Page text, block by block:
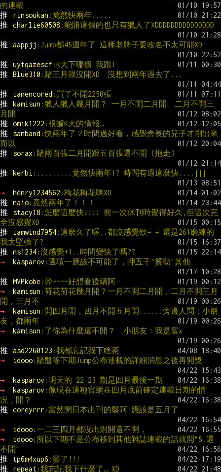
的連載
推
rinsoukan :竟然快兩年.....
推
charlie60508 :能賭這個的也只有獵人了XDDDDDDDDDDDDDDD
推 aappjj :Jump都45週年了 這種老牌子要改名不太可能XD
推 uytqazescf:K大下哪個 我跟!
推
Blue310 :賭三月跟沒開XD  沒想到兩年過去了...
推 ianencored :買了不開2250張
推
kamisun :獵人獵人幾月開？ 一月不開二月開  二月不開三
月開
推
omik1222 :根據K大的情報…
推
sanband :快兩年了？時間過好看，感覺會長的兒子才剛出來
而以
推
sorax :賭兩百張二月開跟五百張還不開 (拖走)
推 kerbi :.........竟然快兩年!? 時間有過這麼快....|||
→ henry1234562 :梅花梅花嗎XD
推
naio:竟然兩年了！！！
推
stacy18 :怎麼這麼快!!!! 前一次休刊時覺得好久,但這次完
全沒感覺XD
推
iamwind7954:這麼久了喔..都沒感覺欸= = 還是261磨練的
我太堅強了?
推
ns1234:沒感覺+1..時間變快了嗎??
→
kasparov:選項一應該不可能了，押五千"贊助"其他
推 MVPkobe:幹~~~~好想看後續阿
→
kamisun :荷花荷花幾月開？一月不開二月開，二月不開三月
開，三月不
→
kamisun :開四月開，四月不開五月開......旁邊人問：小朋
友，都兩年
→
kamisun :了你為什麼還不開？  小朋友：我是富x
推 asd2260123 :我都忘記我下啥惹
→
idooo:賭盤等下期Jump公布連載的詳細消息之後再開獎
→ kasparov:明天的 22-23 期是四月最後一期
→
kasparov:像現在這種官網在四月底前確定連載日期的情
況，開？
推
coreyrrr :當然開日本出刊的盤阿 應該是五月了
→ idooo:一二三四月都沒出則開還不開，
→
idooo:所以下期不是公布移到其他雜誌連載的話就開"5.還
不開"
推
tp6m4xup6 :發了!!!
推
repeat:我忘記我下什麼了… XD